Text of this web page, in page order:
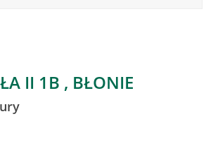
II 1B , BŁONIE